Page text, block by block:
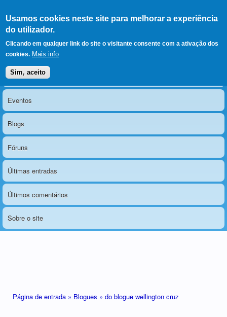
Usamos cookies neste site para melhorar a experiência
do utilizador.
Clicando em qualquer link do site o visitante consente com a ativação dos
cookies. Mais info
Sim, aceito
LERPARAVER , ir para a
página principal
O portal da visão diferente
Menu principal
Notícias
Eventos
Blogs
Fóruns
Últimas entradas
Últimos comentários
Sobre o site
Página de entrada » Blogues » do blogue wellington cruz